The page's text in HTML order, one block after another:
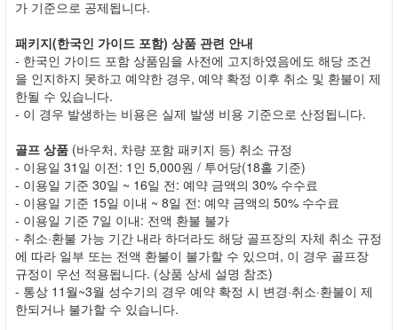
가 기준으로 공제됩니다.
패키지(한국인 가이드 포함) 상품 관련 안내
- 한국인 가이드 포함 상품임을 사전에 고지하였음에도 해당 조건
을 인지하지 못하고 예약한 경우, 예약 확정 이후 취소 및 환불이 제
한될 수 있습니다.
- 이 경우 발생하는 비용은 실제 발생 비용 기준으로 산정됩니다.
골프 상품 (바우처, 차량 포함 패키지 등) 취소 규정
- 이용일 31일 이전: 1인 5,000원 / 투어당(18홀 기준)
- 이용일 기준 30일 ~ 16일 전: 예약 금액의 30% 수수료
- 이용일 기준 15일 이내 ~ 8일 전: 예약 금액의 50% 수수료
- 이용일 기준 7일 이내: 전액 환불 불가
- 취소·환불 가능 기간 내라 하더라도 해당 골프장의 자체 취소 규정
에 따라 일부 또는 전액 환불이 불가할 수 있으며, 이 경우 골프장
규정이 우선 적용됩니다. (상품 상세 설명 참조)
- 통상 11월~3월 성수기의 경우 예약 확정 시 변경·취소·환불이 제
한되거나 불가할 수 있습니다.